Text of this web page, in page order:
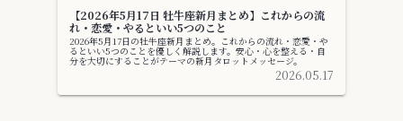
【2026年5月17日 牡牛座新月まとめ】これからの流
れ・恋愛・やるといい5つのこと
2026年5月17日の牡牛座新月まとめ。これからの流れ・恋愛・や
るといい5つのことを優しく解説します。安心・心を整える・自
分を大切にすることがテーマの新月タロットメッセージ。
2026.05.17